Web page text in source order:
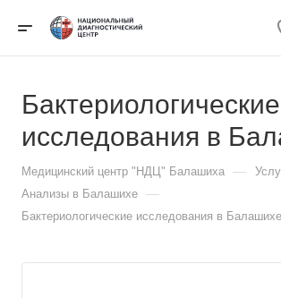
Бактериологические
исследования в
Медицинский центр "НДЦ" Балашиха —
Анализы в Балашихе —
Бактериологические исследования в Балашихе